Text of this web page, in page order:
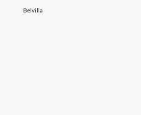
Belvilla